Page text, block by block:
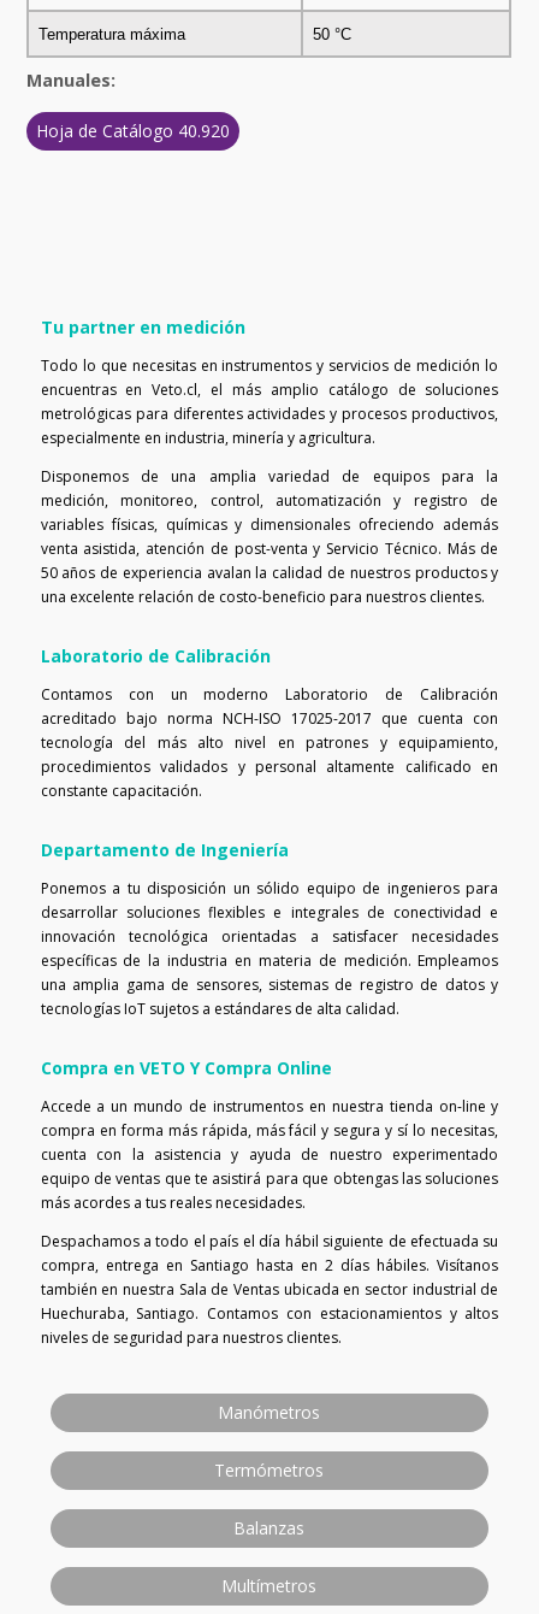
Temperatura máxima 50 °C
Manuales:
Hoja de Catálogo 40.920
Tu partner en medición
Todo lo que necesitas en instrumentos y servicios de medición lo
encuentras en Veto.cl, el más amplio catálogo de soluciones
metrológicas para diferentes actividades y procesos productivos,
especialmente en industria, minería y agricultura.
Disponemos de una amplia variedad de equipos para la
medición, monitoreo, control, automatización y registro de
variables físicas, químicas y dimensionales ofreciendo además
venta asistida, atención de post-venta y Servicio Técnico. Más de
50 años de experiencia avalan la calidad de nuestros productos y
una excelente relación de costo-beneficio para nuestros clientes.
Laboratorio de Calibración
Contamos con un moderno Laboratorio de Calibración
acreditado bajo norma NCH-ISO 17025-2017 que cuenta con
tecnología del más alto nivel en patrones y equipamiento,
procedimientos validados y personal altamente calificado en
constante capacitación.
Departamento de Ingeniería
Ponemos a tu disposición un sólido equipo de ingenieros para
desarrollar soluciones flexibles e integrales de conectividad e
innovación tecnológica orientadas a satisfacer necesidades
específicas de la industria en materia de medición. Empleamos
una amplia gama de sensores, sistemas de registro de datos y
tecnologías IoT sujetos a estándares de alta calidad.
Compra en VETO Y Compra Online
Accede a un mundo de instrumentos en nuestra tienda on-line y
compra en forma más rápida, más fácil y segura y sí lo necesitas,
cuenta con la asistencia y ayuda de nuestro experimentado
equipo de ventas que te asistirá para que obtengas las soluciones
más acordes a tus reales necesidades.
Despachamos a todo el país el día hábil siguiente de efectuada su
compra, entrega en Santiago hasta en 2 días hábiles. Visítanos
también en nuestra Sala de Ventas ubicada en sector industrial de
Huechuraba, Santiago. Contamos con estacionamientos y altos
niveles de seguridad para nuestros clientes.
Manómetros
Termómetros
Balanzas
Multímetros